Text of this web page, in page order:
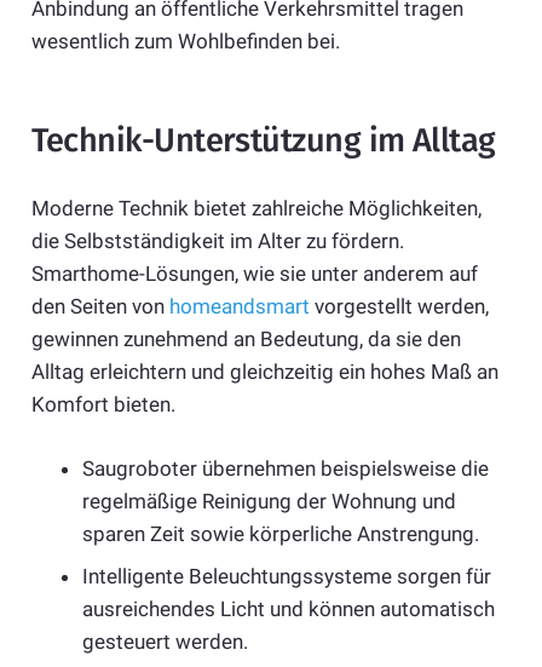
Anbindung an öffentliche Verkehrsmittel tragen
wesentlich zum Wohlbefinden bei.
Technik-Unterstützung im Alltag
Moderne Technik bietet zahlreiche Möglichkeiten,
die Selbstständigkeit im Alter zu fördern.
Smarthome-Lösungen, wie sie unter anderem auf
den Seiten von homeandsmart vorgestellt werden,
gewinnen zunehmend an Bedeutung, da sie den
Alltag erleichtern und gleichzeitig ein hohes Maß an
Komfort bieten.
Saugroboter übernehmen beispielsweise die
regelmäßige Reinigung der Wohnung und
sparen Zeit sowie körperliche Anstrengung.
Intelligente Beleuchtungssysteme sorgen für
ausreichendes Licht und können automatisch
gesteuert werden.